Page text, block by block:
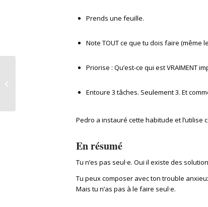
Prends une feuille.
Note TOUT ce que tu dois faire (même
Priorise : Qu’est-ce qui est VRAIMENT
Entoure 3 tâches. Seulement 3. Et
Pedro a instauré cette habitude et l’utilise
En résumé
Tu n’es pas seul·e. Oui il existe des
Tu peux composer avec ton trouble
Mais tu n’as pas à le faire seul·e.